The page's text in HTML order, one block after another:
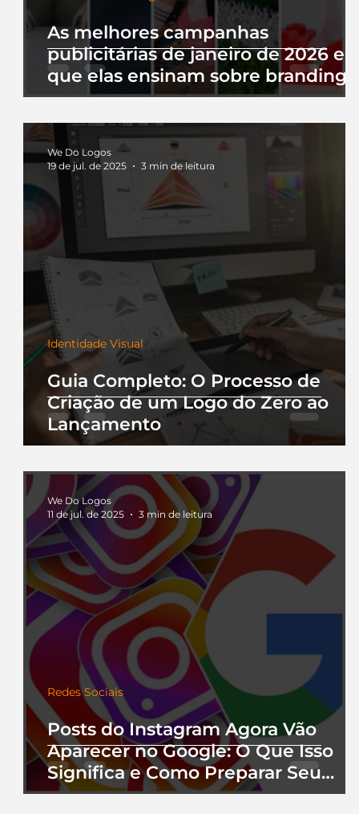
As melhores campanhas
publicitárias de janeiro de 2026 e
que elas ensinam sobre branding
Guia Completo: O Processo de
Criação de um Logo do Zero ao
Lançamento
Identidade Visual
We Do Logos
19 de jul. de 2025
3 min de leitura
Posts do Instagram Agora Vão
Aparecer no Google: O Que Isso
Significa e Como Preparar Seu
Perfil
Redes Sociais
We Do Logos
11 de jul. de 2025
3 min de leitura